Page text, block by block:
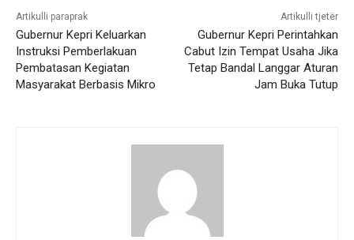
Artikulli paraprak
Gubernur Kepri Keluarkan
Instruksi Pemberlakuan
Pembatasan Kegiatan
Masyarakat Berbasis Mikro
Artikulli tjetër
Gubernur Kepri Perintahkan
Cabut Izin Tempat Usaha Jika
Tetap Bandal Langgar Aturan
Jam Buka Tutup